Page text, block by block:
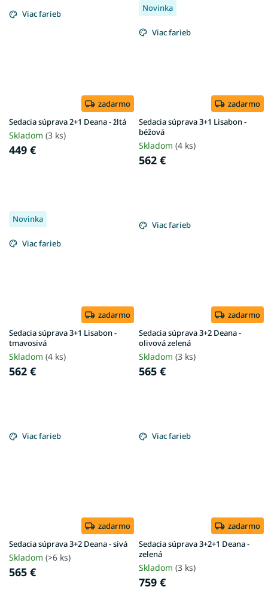
Viac farieb
zadarmo
Sedacia súprava 2+1 Deana - žltá
Skladom (3 ks)
449 €
Novinka
Viac farieb
zadarmo
Sedacia súprava 3+1 Lisabon -
béžová
Skladom (4 ks)
562 €
Novinka
Viac farieb
zadarmo
Sedacia súprava 3+1 Lisabon -
tmavosivá
Skladom (4 ks)
562 €
Viac farieb
zadarmo
Sedacia súprava 3+2 Deana -
olivová zelená
Skladom (3 ks)
565 €
Viac farieb
zadarmo
Sedacia súprava 3+2 Deana - sivá
Skladom (>6 ks)
565 €
Viac farieb
zadarmo
Sedacia súprava 3+2+1 Deana -
zelená
Skladom (3 ks)
759 €